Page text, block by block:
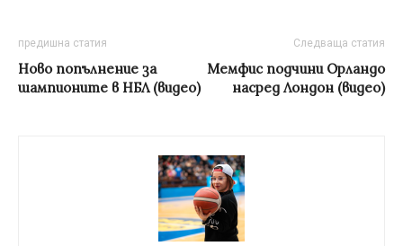
предишна статия
Ново попълнение за
шампионите в НБЛ (видео)
Следваща статия
Мемфис подчини Орландо
насред Лондон (видео)